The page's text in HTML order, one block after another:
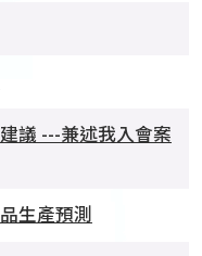
議 ---兼述我入會案
生產預測